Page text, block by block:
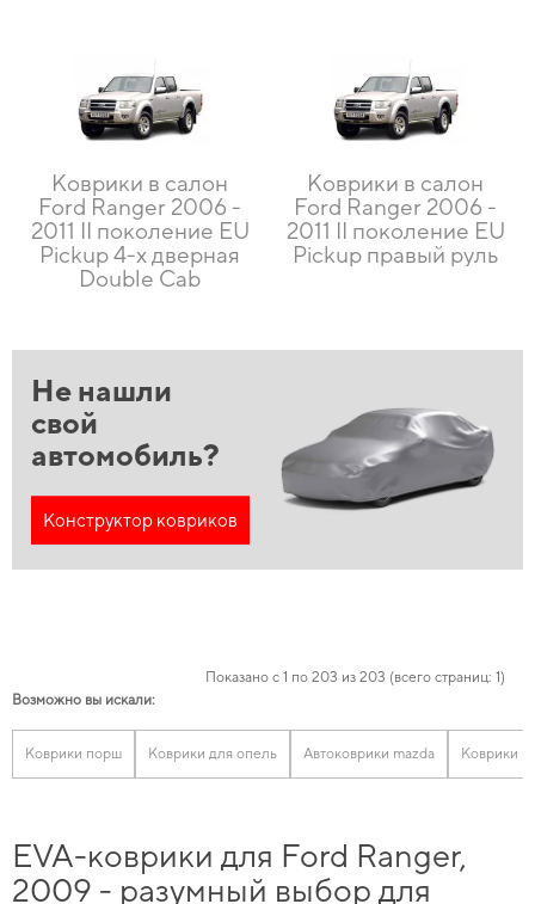
Коврики в салон
Ford Ranger 2006 -
2011 II поколение EU
Pickup 4-х дверная
Double Cab
Коврики в салон
Ford Ranger 2006 -
2011 II поколение EU
Pickup правый руль
Не нашли
свой
автомобиль?
Конструктор ковриков
Показано с 1 по 203 из 203 (всего страниц: 1)
Возможно вы искали:
Коврики порш Коврики для опель Автоковрики mazda Коврики
EVA-коврики для Ford Ranger,
2009 - разумный выбор для